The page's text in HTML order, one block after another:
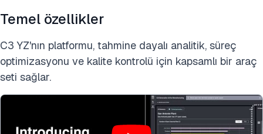
Temel özellikler
C3 YZ'nın platformu, tahmine dayalı analitik, süreç
optimizasyonu ve kalite kontrolü için kapsamlı bir araç
seti sağlar.